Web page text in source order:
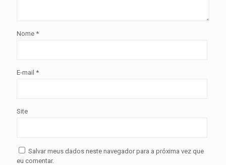
Nome *
E-mail *
Site
Salvar meus dados neste navegador para a próxima vez que
eu comentar.